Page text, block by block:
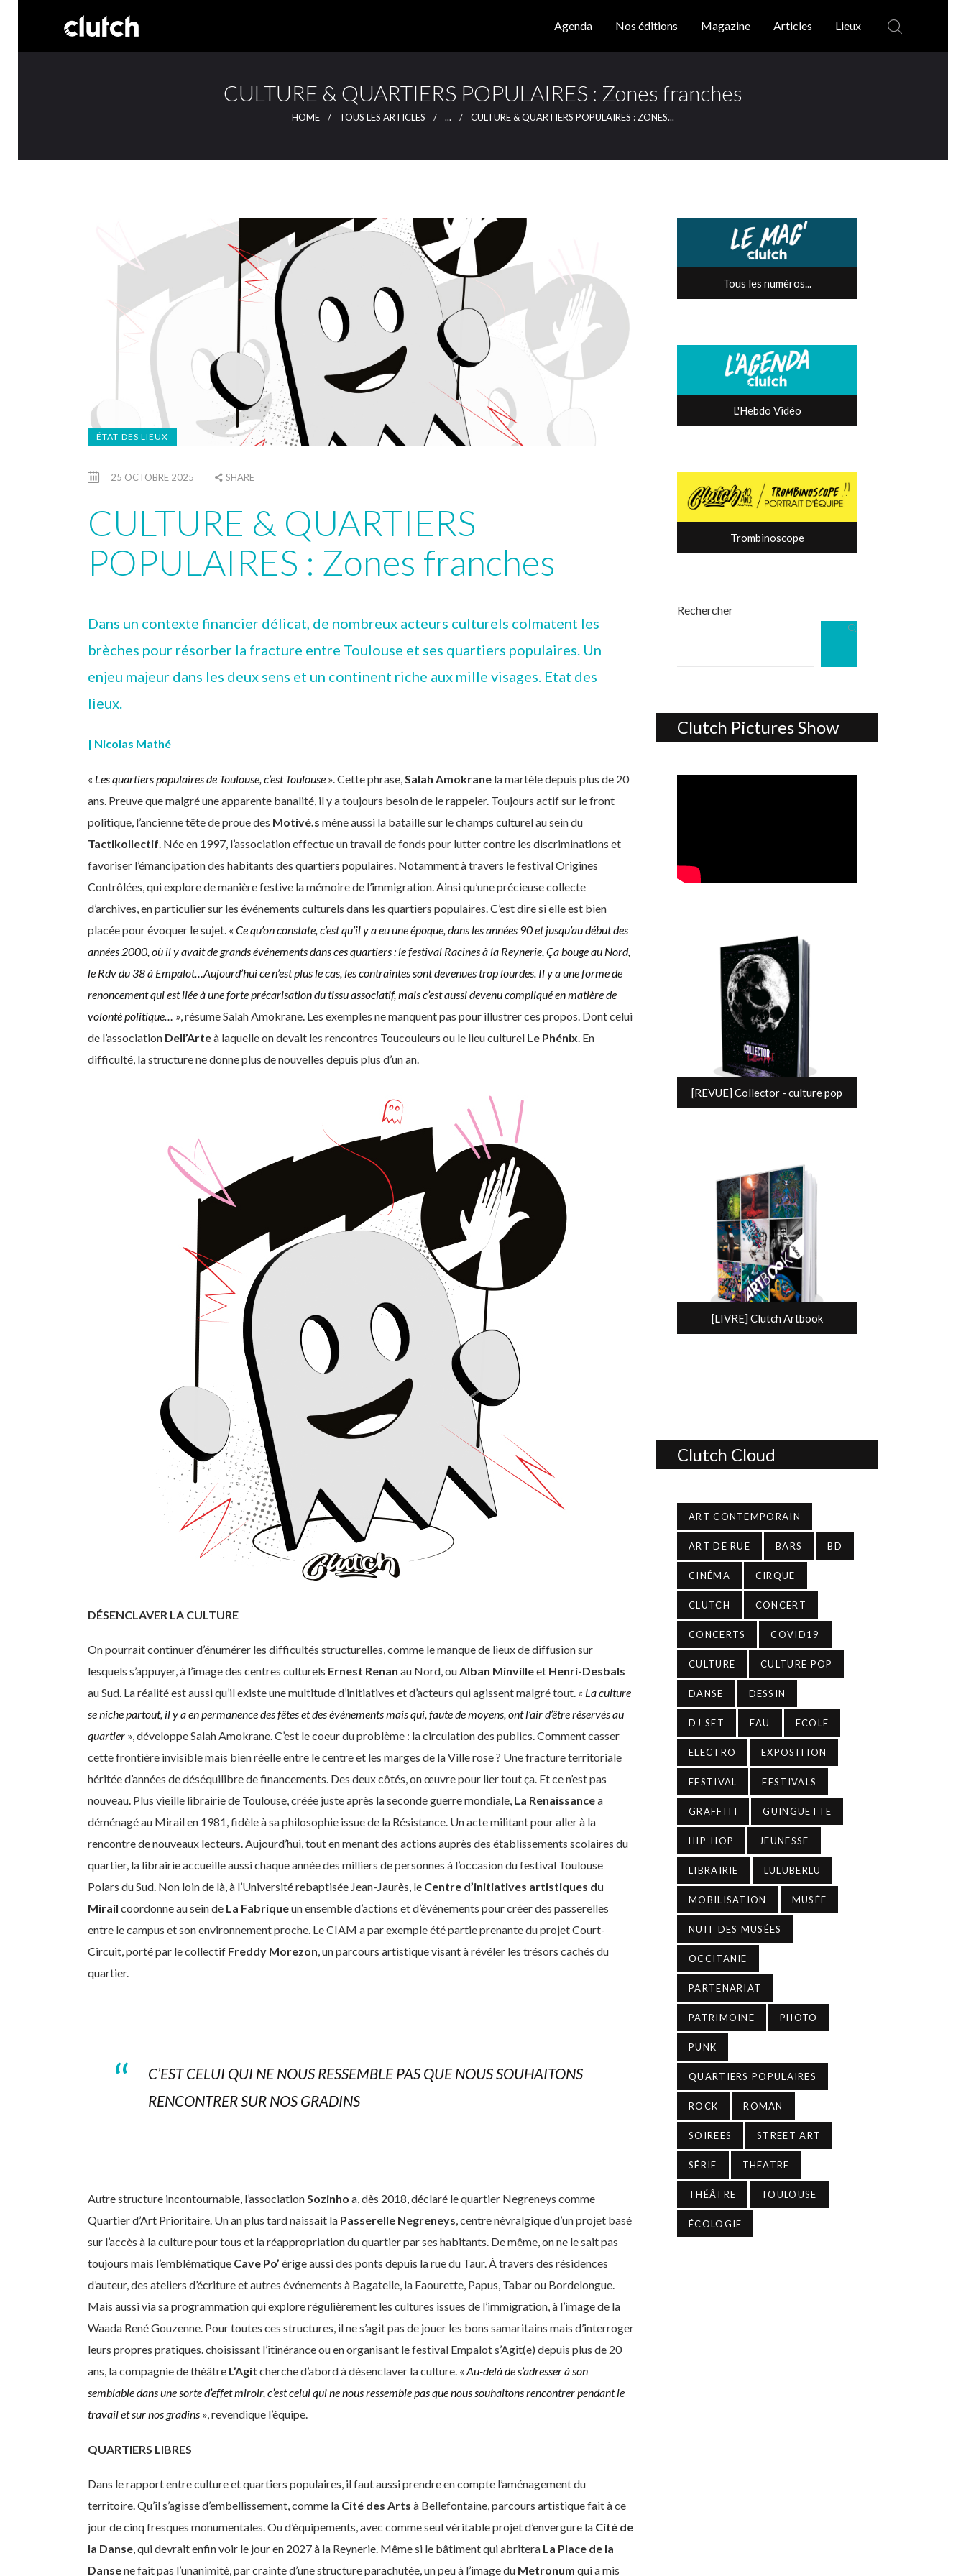
Agenda Nos éditions Magazine Articles Lieux
CULTURE & QUARTIERS POPULAIRES : Zones franches
HOME TOUS LES ARTICLES ... CULTURE & QUARTIERS POPULAIRES : ZONES...
CLUTCH
Nos éditions
Magazine
Articles
Lieux
ÉTAT DES LIEUX
25 OCTOBRE 2025 SHARE
CULTURE & QUARTIERS
POPULAIRES : Zones franches
Dans un contexte financier délicat, de nombreux acteurs culturels colmatent les
brèches pour résorber la fracture entre Toulouse et ses quartiers populaires. Un
enjeu majeur dans les deux sens et un continent riche aux mille visages. Etat des
lieux.
| Nicolas Mathé
« Les quartiers populaires de Toulouse, c’est Toulouse ». Cette phrase, Salah Amokrane la martèle depuis plus de 20
ans. Preuve que malgré une apparente banalité, il y a toujours besoin de le rappeler. Toujours actif sur le front
politique, l’ancienne tête de proue des Motivé.s mène aussi la bataille sur le champs culturel au sein du
Tactikollectif . Née en 1997, l’association effectue un travail de fonds pour lutter contre les discriminations et
favoriser l’émancipation des habitants des quartiers populaires. Notamment à travers le festival Origines
Contrôlées, qui explore de manière festive la mémoire de l’immigration. Ainsi qu’une précieuse collecte
d’archives, en particulier sur les événements culturels dans les quartiers populaires. C’est dire si elle est bien
placée pour évoquer le sujet. « Ce qu’on constate, c’est qu’il y a eu une époque, dans les années 90 et jusqu’au début des
années 2000, où il y avait de grands événements dans ces quartiers : le festival Racines à la Reynerie, Ça bouge au Nord,
le Rdv du 38 à Empalot…Aujourd’hui ce n’est plus le cas, les contraintes sont devenues trop lourdes. Il y a une forme de
renoncement qui est liée à une forte précarisation du tissu associatif, mais c’est aussi devenu compliqué en matière de
volonté politique… », résume Salah Amokrane. Les exemples ne manquent pas pour illustrer ces propos. Dont celui
de l’association Dell’Arteà laquelle on devait les rencontres Toucouleurs ou le lieu culturel Le Phénix . En
difficulté, la structure ne donne plus de nouvelles depuis plus d’un an.
DÉSENCLAVER LA CULTURE
On pourrait continuer d’énumérer les difficultés structurelles, comme le manque de lieux de diffusion sur
lesquels s’appuyer, à l’image des centres culturels Ernest Renan au Nord, ouAlban Minvilleet Henri-Desbals
au Sud. La réalité est aussi qu’il existe une multitude d’initiatives et d’acteurs qui agissent malgré tout. « La culture
se niche partout, il y a en permanence des fêtes et des événements mais qui, faute de moyens, ont l’air d’être réservés au
quartier », développe Salah Amokrane. C’est le coeur du problème : la circulation des publics. Comment casser
cette frontière invisible mais bien réelle entre le centre et les marges de la Ville rose ? Une fracture territoriale
héritée d’années de déséquilibre de financements. Des deux côtés, on œuvre pour lier tout ça. Et ce n’est pas
nouveau. Plus vieille librairie de Toulouse, créée juste après la seconde guerre mondiale, La Renaissancea
déménagé au Mirail en 1981, fidèle à sa philosophie issue de la Résistance. Un acte militant pour aller à la
rencontre de nouveaux lecteurs. Aujourd’hui, tout en menant des actions auprès des établissements scolaires du
quartier, la librairie accueille aussi chaque année des milliers de personnes à l’occasion du festival Toulouse
Polars du Sud. Non loin de là, à l’Université rebaptisée Jean-Jaurès, le Centre d’initiatives artistiques du
Mirail coordonne au sein de La Fabriqueun ensemble d’actions et d’événements pour créer des passerelles
entre le campus et son environnement proche. Le CIAM a par exemple été partie prenante du projet Court-
Circuit, porté par le collectif Freddy Morezon, un parcours artistique visant à révéler les trésors cachés du
quartier.
C’EST CELUI QUI NE NOUS RESSEMBLE PAS QUE NOUS SOUHAITONS
RENCONTRER SUR NOS GRADINS
Autre structure incontournable, l’associationSozinho a, dès 2018, déclaré le quartier Negreneys comme
Quartier d’Art Prioritaire. Un an plus tard naissait la Passerelle Negreneys, centre névralgique d’un projet basé
sur l’accès à la culture pour tous et la réappropriation du quartier par ses habitants. De même, on ne le sait pas
toujours mais l’emblématique Cave Po’ érige aussi des ponts depuis la rue du Taur. À travers des résidences
d’auteur, des ateliers d’écriture et autres événements à Bagatelle, la Faourette, Papus, Tabar ou Bordelongue.
Mais aussi via sa programmation qui explore régulièrement les cultures issues de l’immigration, à l’image de la
Waada René Gouzenne. Pour toutes ces structures, il ne s’agit pas de jouer les bons samaritains mais d’interroger
leurs propres pratiques. choisissant l’itinérance ou en organisant le festival Empalot s’Agit(e) depuis plus de 20
ans, la compagnie de théâtre L’Agit cherche d’abord à désenclaver la culture. « Au-delà de s’adresser à son
semblable dans une sorte d’effet miroir, c’est celui qui ne nous ressemble pas que nous souhaitons rencontrer pendant le
travail et sur nos gradins », revendique l’équipe.
QUARTIERS LIBRES
Dans le rapport entre culture et quartiers populaires, il faut aussi prendre en compte l’aménagement du
territoire. Qu’il s’agisse d’embellissement, comme la Cité des Arts à Bellefontaine, parcours artistique fait à ce
jour de cinq fresques monumentales. Ou d’équipements, avec comme seul véritable projet d’envergure la Cité de
la Danse, qui devrait enfin voir le jour en 2027 à la Reynerie. Même si le bâtiment qui abritera La Place de la
Dansene fait pas l’unanimité, par crainte d’une structure parachutée, un peu à l’image du Metronum qui a mis
Tous les numéros...
L'Hebdo Vidéo
Trombinoscope
Rechercher
Clutch Pictures Show
[REVUE] Collector - culture pop
[LIVRE] Clutch Artbook
Clutch Cloud
ART CONTEMPORAIN
ART DE RUE BARS BD
CINÉMA CIRQUE
CLUTCH CONCERT
CONCERTS COVID19
CULTURE CULTURE POP
DANSE DESSIN
DJ SET EAU ECOLE
ELECTRO EXPOSITION
FESTIVAL FESTIVALS
GRAFFITI GUINGUETTE
HIP-HOP JEUNESSE
LIBRAIRIE LULUBERLU
MOBILISATION MUSÉE
NUIT DES MUSÉES
OCCITANIE
PARTENARIAT
PATRIMOINE PHOTO
PUNK
QUARTIERS POPULAIRES
ROCK ROMAN
SOIREES STREET ART
SÉRIE THEATRE
THÉÂTRE TOULOUSE
ÉCOLOGIE